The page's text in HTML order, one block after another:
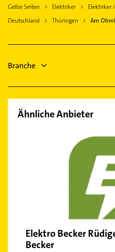
Nordhausen Thüringen
Mühlhausen /Thüringen
Dachdecker
Zahnarzt
Arzt
Gelbe Seiten Elektriker Elektriker
Deutschland
Thüringen Am
Branche
Ähnliche Anbieter
Elektro Becker
Becker